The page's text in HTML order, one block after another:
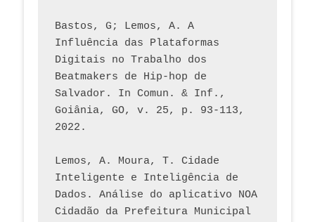
Bastos, G; Lemos, A. A
Influência das Plataformas
Digitais no Trabalho dos
Beatmakers de Hip-hop de
Salvador. In Comun. & Inf.,
Goiânia, GO, v. 25, p. 93-113,
2022.
Lemos, A. Moura, T. Cidade
Inteligente e Inteligência de
Dados. Análise do aplicativo NOA
Cidadão da Prefeitura Municipal